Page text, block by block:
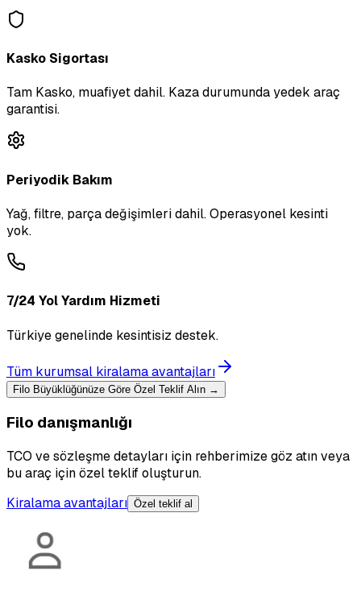
Kasko Sigortası
Tam Kasko, muafiyet dahil. Kaza durumunda yedek araç
garantisi.
Periyodik Bakım
Yağ, filtre, parça değişimleri dahil. Operasyonel kesinti
yok.
7/24 Yol Yardım Hizmeti
Türkiye genelinde kesintisiz destek.
Tüm kurumsal kiralama avantajları
Filo Büyüklüğünüze Göre Özel Teklif Alın →
Filo danışmanlığı
TCO ve sözleşme detayları için rehberimize göz atın veya
bu araç için özel teklif oluşturun.
Kiralama avantajları Özel teklif al